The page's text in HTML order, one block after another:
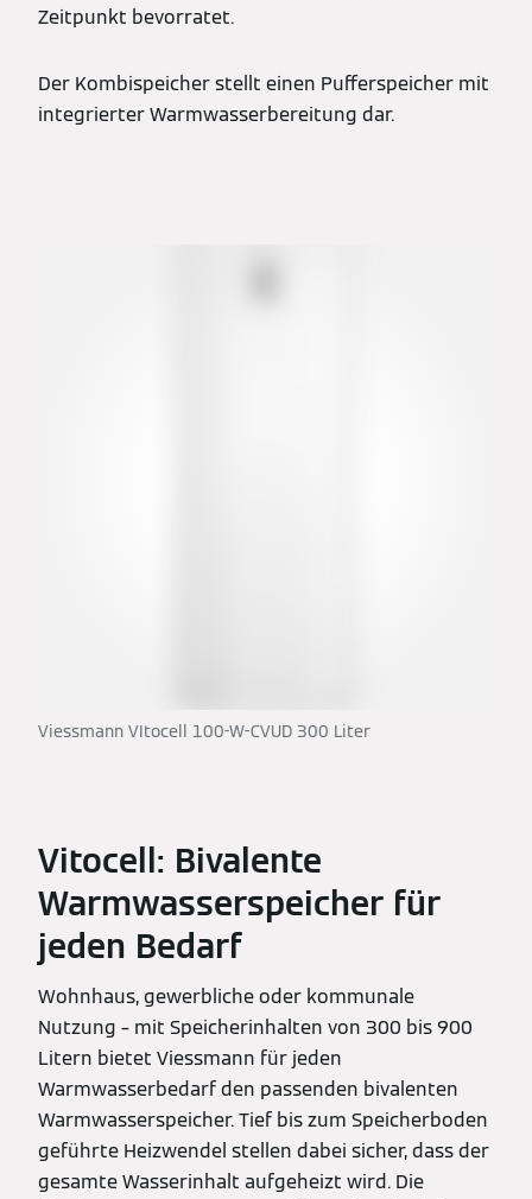
Zeitpunkt bevorratet.
Der Kombispeicher stellt einen Pufferspeicher mit
integrierter Warmwasserbereitung dar.
Viessmann VItocell 100-W-CVUD 300 Liter
Vitocell: Bivalente
Warmwasserspeicher für
jeden Bedarf
Wohnhaus, gewerbliche oder kommunale
Nutzung – mit Speicherinhalten von 300 bis 900
Litern bietet Viessmann für jeden
Warmwasserbedarf den passenden bivalenten
Warmwasserspeicher. Tief bis zum Speicherboden
geführte Heizwendel stellen dabei sicher, dass der
gesamte Wasserinhalt aufgeheizt wird. Die